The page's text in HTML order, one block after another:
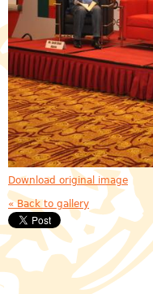
Download original image
« Back to gallery